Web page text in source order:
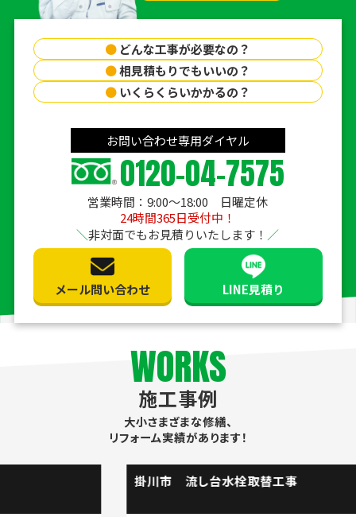
● どんな工事が必要なの？
●相見積もりでもいいの？
● いくらくらいかかるの？
お問い合わせ専用ダイヤル
0120-04-7575
営業時間：9:00〜18:00 日曜定休
24時間365日受付中！
非対面でもお見積りいたします！
メール問い合わせ LINE見積り
WORKS
施工事例
大小さまざまな修繕、
リフォーム実績があります！
掛川市 流し台水栓取替工事